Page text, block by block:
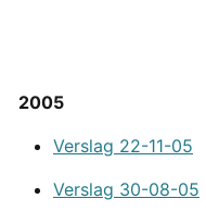
2005
Verslag 22-11-05
Verslag 30-08-05